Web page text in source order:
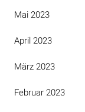
Mai 2023
April 2023
März 2023
Februar 2023